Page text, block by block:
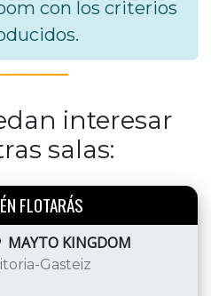
con los criterios
interesar
salas:
FLOTARÁS
MAYTO KINGDOM
Gasteiz